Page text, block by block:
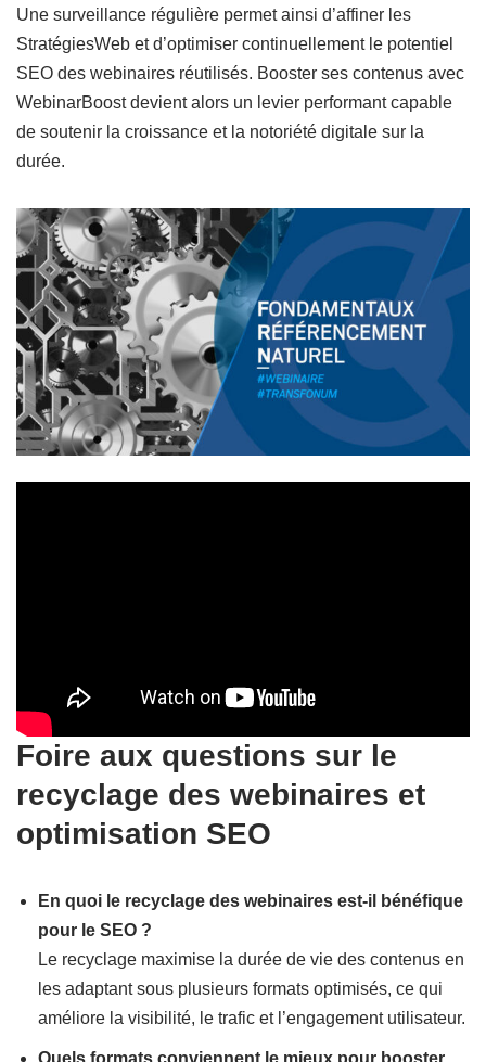
Une surveillance régulière permet ainsi d’affiner les
StratégiesWeb et d’optimiser continuellement le potentiel
SEO des webinaires réutilisés. Booster ses contenus avec
WebinarBoost devient alors un levier performant capable
de soutenir la croissance et la notoriété digitale sur la
durée.
Foire aux questions sur le
recyclage des webinaires et
optimisation SEO
En quoi le recyclage des webinaires est-il bénéfique
pour le SEO ?
Le recyclage maximise la durée de vie des contenus en
les adaptant sous plusieurs formats optimisés, ce qui
améliore la visibilité, le trafic et l’engagement utilisateur.